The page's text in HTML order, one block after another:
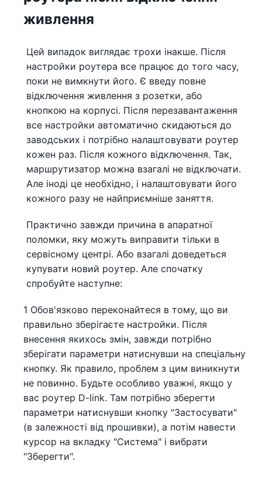
живлення
Цей випадок виглядає трохи інакше. Після
настройки роутера все працює до того часу,
поки не вимкнути його. Є введу повне
відключення живлення з розетки, або
кнопкою на корпусі. Після перезавантаження
все настройки автоматично скидаються до
заводських і потрібно налаштовувати роутер
кожен раз. Після кожного відключення. Так,
маршрутизатор можна взагалі не відключати.
Але іноді це необхідно, і налаштовувати його
кожного разу не найприємніше заняття.
Практично завжди причина в апаратної
поломки, яку можуть виправити тільки в
сервісному центрі. Або взагалі доведеться
купувати новий роутер. Але спочатку
спробуйте наступне:
1 Обов'язково переконайтеся в тому, що ви
правильно зберігаєте настройки. Після
внесення якихось змін, завжди потрібно
зберігати параметри натиснувши на спеціальну
кнопку. Як правило, проблем з цим виникнути
не повинно. Будьте особливо уважні, якщо у
вас роутер D-link. Там потрібно зберегти
параметри натиснувши кнопку "Застосувати"
(в залежності від прошивки), а потім навести
курсор на вкладку "Система" і вибрати
"Зберегти".